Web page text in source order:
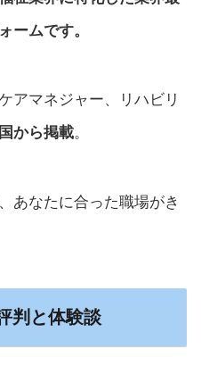
ームです。
アマネジャー、リハビリ
から掲載。
あなたに合った職場がき
判と体験談